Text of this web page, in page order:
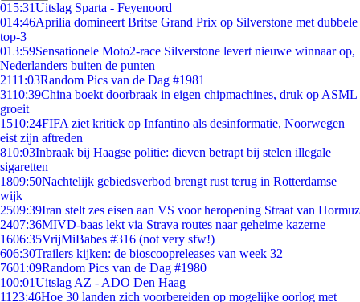
015:31Uitslag Sparta - Feyenoord
014:46Aprilia domineert Britse Grand Prix op Silverstone met dubbele
top-3
013:59Sensationele Moto2-race Silverstone levert nieuwe winnaar op,
Nederlanders buiten de punten
2111:03Random Pics van de Dag #1981
3110:39China boekt doorbraak in eigen chipmachines, druk op ASML
groeit
1510:24FIFA ziet kritiek op Infantino als desinformatie, Noorwegen
eist zijn aftreden
810:03Inbraak bij Haagse politie: dieven betrapt bij stelen illegale
sigaretten
1809:50Nachtelijk gebiedsverbod brengt rust terug in Rotterdamse
wijk
2509:39Iran stelt zes eisen aan VS voor heropening Straat van Hormuz
2407:36MIVD-baas lekt via Strava routes naar geheime kazerne
1606:35VrijMiBabes #316 (not very sfw!)
606:30Trailers kijken: de bioscoopreleases van week 32
7601:09Random Pics van de Dag #1980
100:01Uitslag AZ - ADO Den Haag
11 23:46Hoe 30 landen zich voorbereiden op mogelijke oorlog met